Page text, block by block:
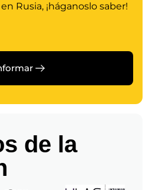
en Rusia, ¡háganoslo saber!
de la